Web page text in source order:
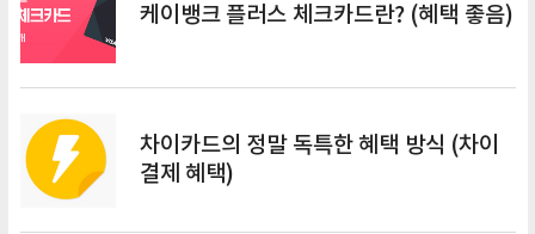
케이뱅크 플러스 체크카드란? (혜택 좋음)
차이카드의 정말 독특한 혜택 방식 (차이
결제 혜택)